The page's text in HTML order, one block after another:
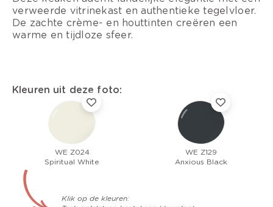
verweerde vitrinekast en authentieke tegelvloer.
De zachte crème- en houttinten creëren een
warme en tijdloze sfeer.
Kleuren uit deze foto:
WE Z024
Spiritual White
WE Z129
Anxious Black
Klik op de kleuren: